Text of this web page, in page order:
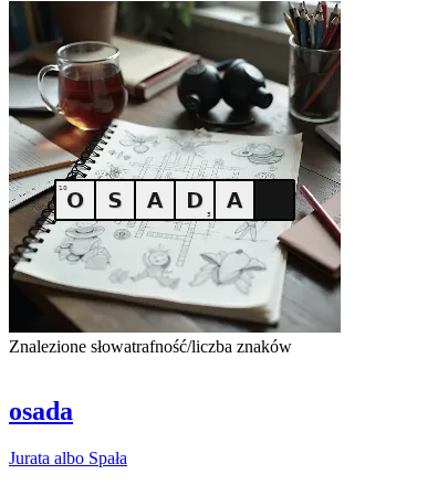
Znalezione słowatrafność/liczba znaków
osada
Jurata albo Spała